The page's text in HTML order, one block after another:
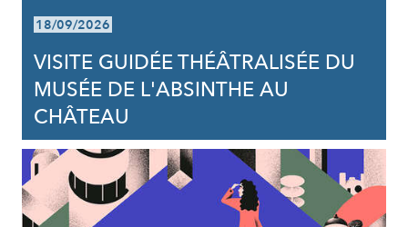
18/09/2026
VISITE GUIDÉE THÉÂTRALISÉE DU
MUSÉE DE L'ABSINTHE AU
CHÂTEAU